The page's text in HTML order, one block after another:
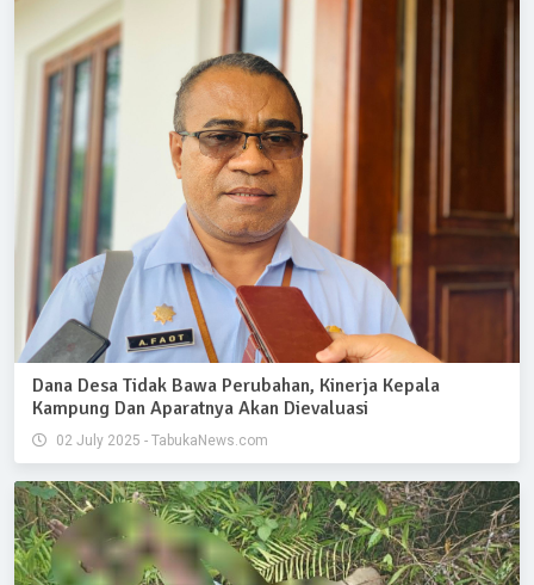
Dana Desa Tidak Bawa Perubahan, Kinerja Kepala
Kampung Dan Aparatnya Akan Dievaluasi
02 July 2025 - TabukaNews.com